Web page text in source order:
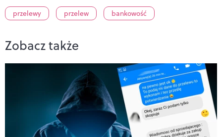
przelewy przelew bankowość
Zobacz także